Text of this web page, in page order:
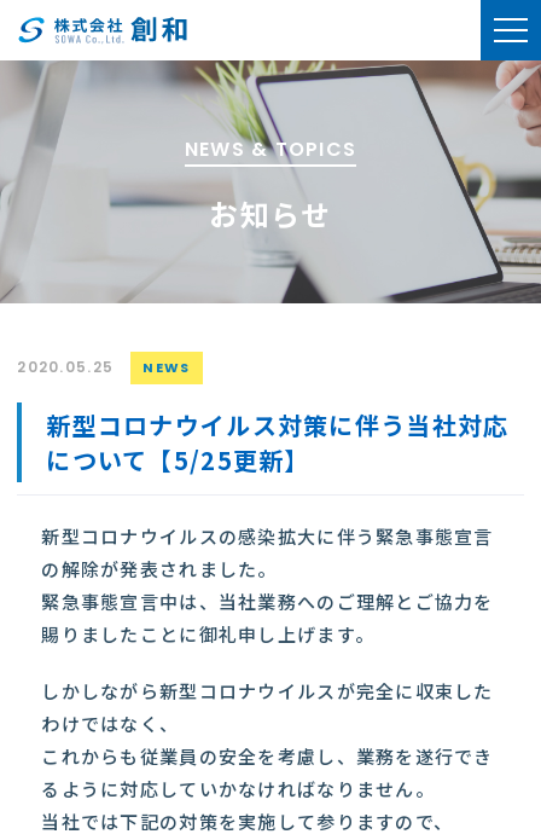
NEWS & TOPICS
お知らせ
2020.05.25 NEWS
新型コロナウイルス対策に伴う当社対応
について【5/25更新】
新型コロナウイルスの感染拡大に伴う緊急事態宣言
の解除が発表されました。
緊急事態宣言中は、当社業務へのご理解とご協力を
賜りましたことに御礼申し上げます。
しかしながら新型コロナウイルスが完全に収束した
わけではなく、
これからも従業員の安全を考慮し、業務を遂行でき
るように対応していかなければなりません。
当社では下記の対策を実施して参りますので、